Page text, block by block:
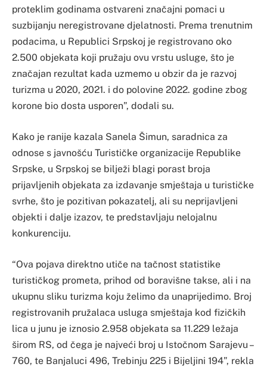
proteklim godinama ostvareni značajni pomaci u
suzbijanju neregistrovane djelatnosti. Prema trenutnim
podacima, u Republici Srpskoj je registrovano oko
2.500 objekata koji pružaju ovu vrstu usluge, što je
značajan rezultat kada uzmemo u obzir da je razvoj
turizma u 2020, 2021. i do polovine 2022. godine zbog
korone bio dosta usporen”, dodali su.
Kako je ranije kazala Sanela Šimun, saradnica za
odnose s javnošću Turističke organizacije Republike
Srpske, u Srpskoj se bilježi blagi porast broja
prijavljenih objekata za izdavanje smještaja u turističke
svrhe, što je pozitivan pokazatelj, ali su neprijavljeni
objekti i dalje izazov, te predstavljaju nelojalnu
konkurenciju.
“Ova pojava direktno utiče na tačnost statistike
turističkog prometa, prihod od boravišne takse, ali i na
ukupnu sliku turizma koju želimo da unaprijedimo. Broj
registrovanih pružalaca usluga smještaja kod fizičkih
lica u junu je iznosio 2.958 objekata sa 11.229 ležaja
širom RS, od čega je najveći broj u Istočnom Sarajevu –
760, te Banjaluci 496, Trebinju 225 i Bijeljini 194”, rekla